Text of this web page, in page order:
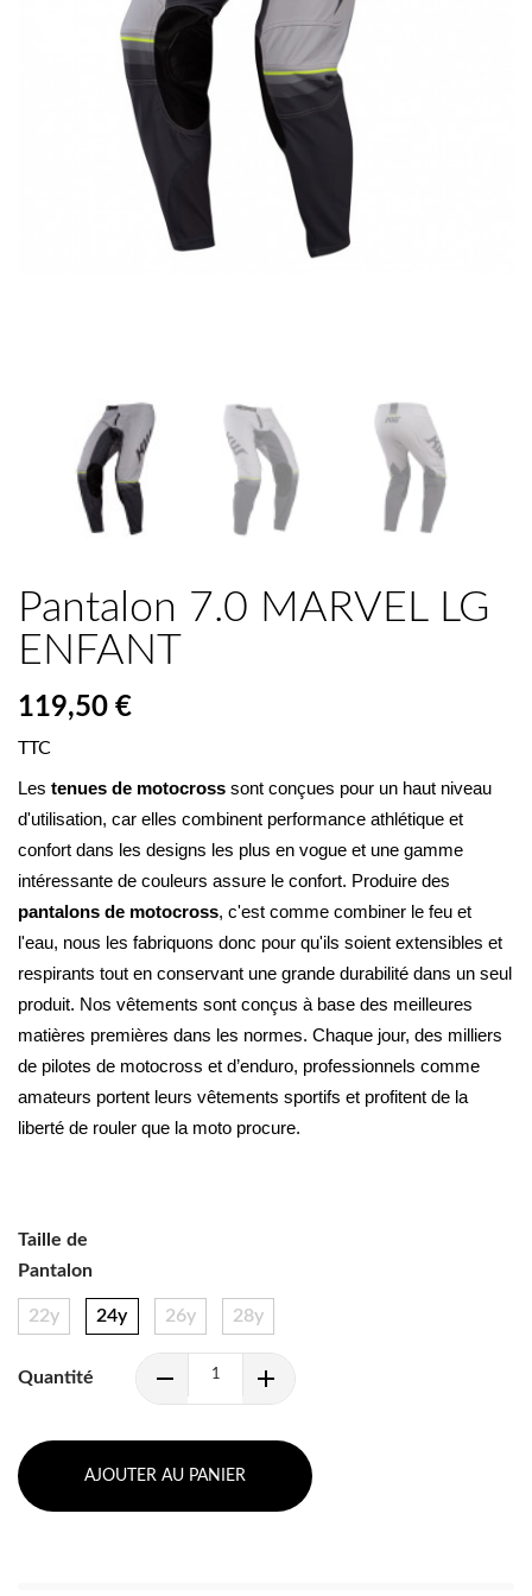
Pantalon 7.0 MARVEL LG
ENFANT
119,50 €
TTC
Les tenues de motocross sont conçues pour un haut niveau
d'utilisation, car elles combinent performance athlétique et
confort dans les designs les plus en vogue et une gamme
pantalons de motocross, c'est comme combiner le feu et
l'eau, nous les fabriquons donc pour qu'ils soient extensibles et
respirants tout en conservant une grande durabilité dans un seul
produit. Nos vêtements sont conçus à base des meilleures
matières premières dans les normes. Chaque jour, des milliers
de pilotes de motocross et d’enduro, professionnels comme
amateurs portent leurs vêtements sportifs et profitent de la
liberté de rouler que la moto procure.
Taille de
Pantalon
22y 24y 26y 28y
Quantité
AJOUTER AU PANIER